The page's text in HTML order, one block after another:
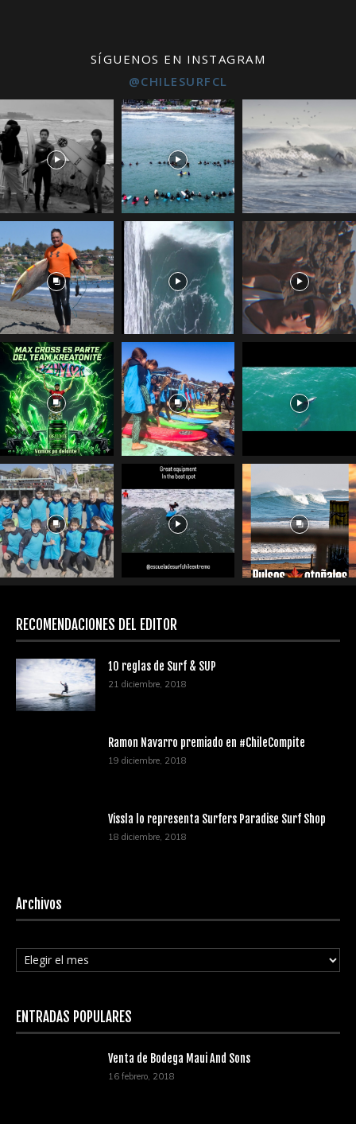
SÍGUENOS EN INSTAGRAM
@CHILESURFCL
RECOMENDACIONES DEL EDITOR
10 reglas de Surf & SUP
21 diciembre, 2018
Ramon Navarro premiado en #ChileCompite
19 diciembre, 2018
Vissla lo representa Surfers Paradise Surf Shop
18 diciembre, 2018
Archivos
Archivos
ENTRADAS POPULARES
Venta de Bodega Maui And Sons
16 febrero, 2018